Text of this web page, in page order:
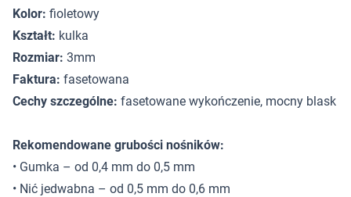
Kolor: fioletowy
Kształt: kulka
Rozmiar: 3mm
Faktura: fasetowana
Cechy szczególne: fasetowane wykończenie, mocny blask
Rekomendowane grubości nośników:
• Gumka – od 0,4 mm do 0,5 mm
• Nić jedwabna – od 0,5 mm do 0,6 mm